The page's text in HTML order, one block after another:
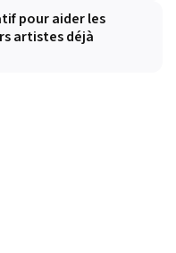
pour aider les
artistes déjà